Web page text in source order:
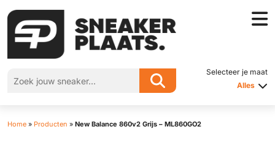
Selecteer je maat
Alles
Home » Producten » New Balance 860v2 Grijs – ML860GO2